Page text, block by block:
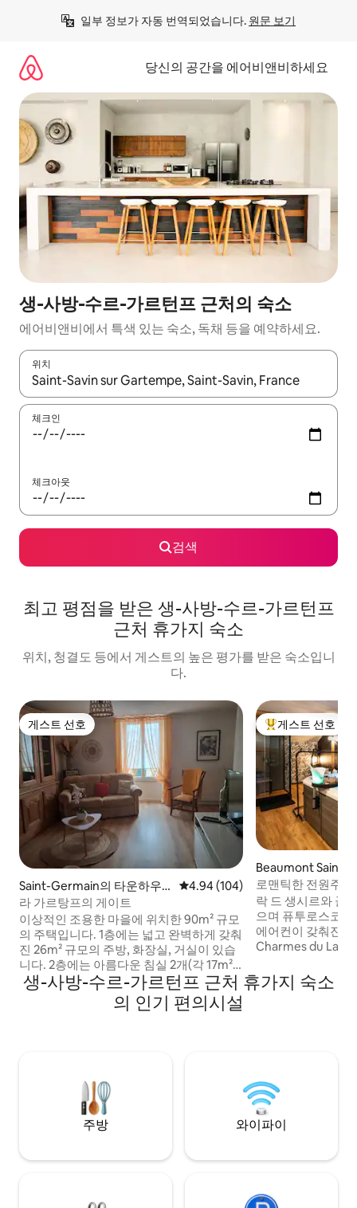
일부 정보가 자동 번역되었습니다. 원문 보기
당신의 공간을 에어비앤비하세요
생-사방-수르-가르턴프 근처의 숙소
에어비앤비에서 특색 있는 숙소, 독채 등을 예약하세요.
위치
결과가 나오면 위·아래 화살표 키를 사용하거나 터치 또는 스와이
체크인
체크아웃
검색
최고 평점을 받은 생-사방-수르-가르턴프
근처 휴가지 숙소
위치, 청결도 등에서 게스트의 높은 평가를 받은 숙소입니
다.
게스트 선호
게스트 선호
Saint-Germain의 타운하우
스
평점 4.94점(5점 만점), 후기 104
4.94 (104)
라 가르탕프의 게이트
이상적인 조용한 마을에 위치한 90m² 규모
의 주택입니다. 1층에는 넓고 완벽하게 갖춰
진 26m² 규모의 주방, 화장실, 거실이 있습
니다. 2층에는 아름다운 침실 2개(각 17m²,
침대 140x190cm)와 천장형 선풍기, 화장
실, 욕실이 있습니다. 1층에는 차고, 세탁실,
정원 가구가 놓인 안뜰이 있으며, 자전거 4
상점, 레스토랑도 가까이에 있습니다.
상위 게스트 선호
게스트 선호
Beaumont Saint-
트용 별채
로맨틱한 전원주
자쿠지 15분
락 드 생시르와 골
으며 퓨투로스코
에어컨이 갖춰진
Charmes du Lac
형 스크린, 프라임
기에서 웰빙과 관
생-사방-수르-가르턴프 근처 휴가지 숙소
의 인기 편의시설
주방 와이파이